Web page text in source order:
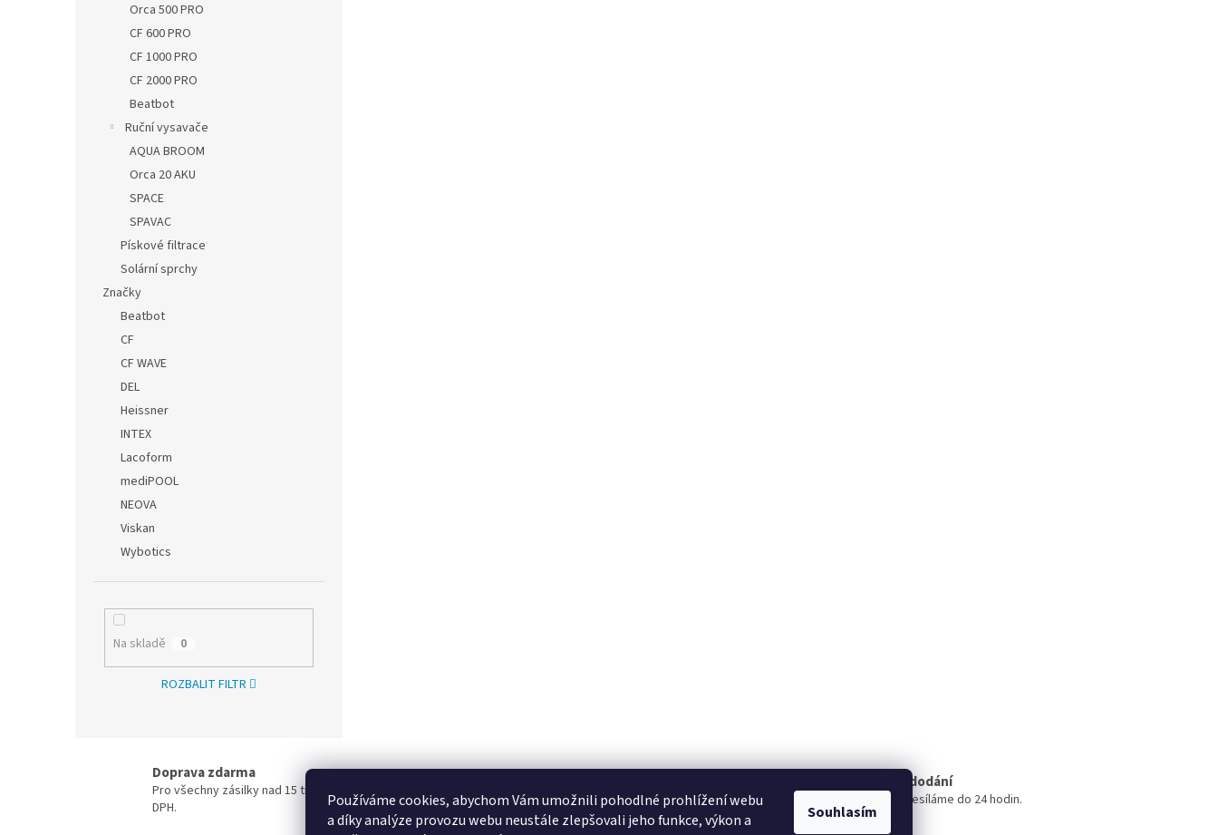
Používáme cookies, abychom Vám umožnili pohodlné prohlížení webu
a díky analýze provozu webu neustále zlepšovali jeho funkce, výkon a
Souhlasím
Orca 500 PRO
CF 600 PRO
CF 1000 PRO
CF 2000 PRO
Beatbot
Ruční vysavače
AQUA BROOM
Orca 20 AKU
SPACE
SPAVAC
Pískové filtrace
Solární sprchy
Značky
Beatbot
CF
CF WAVE
DEL
Heissner
INTEX
Lacoform
mediPOOL
NEOVA
Viskan
Wybotics
Na skladě 0
ROZBALIT FILTR
Doprava zdarma
Pro všechny zásilky nad 15 tis. Kč / 600 EUR bez
DPH.
Jsme tu pro Vás, pokud potřebujete poradit.
Rychlé dodání
Zboží odesíláme do 24 hodin.